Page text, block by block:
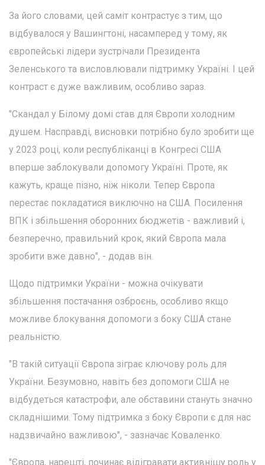
За його словами, цей саміт контрастує з тим, що
відбувалося у Вашингтоні, насамперед у тому, як
європейські лідери зустрічали Президента
Зеленського та висловлювали підтримку Україні. І цей
контраст є дуже важливим, особливо зараз.
"Скандал у Білому домі став для Європи холодним
душем. Насправді, висновки потрібно було зробити ще
у 2023 році, коли республіканці в Конгресі США
вперше заблокували допомогу Україні. Проте, як
кажуть, краще пізно, ніж ніколи. Тепер Європа
перестає покладатися виключно на США. Посилення
ВПК і збільшення оборонних бюджетів - важливий і,
безперечно, правильний крок, який Європа мала
зробити вже давно", - додав він.
Щодо підтримки України - можна очікувати
збільшення постачання озброєнь, особливо якщо
можливе блокування допомоги з боку США стане
реальністю.
"В такій ситуації Європа зіграє ключову роль для
України. Безумовно, навіть без допомоги США не
відбудеться катастрофи, але обставини стануть значно
складнішими. Тому підтримка з боку Європи є для нас
надзвичайно важливою", - зазначає Коваленко.
"Європа, нарешті, починає відігравати активнішу роль у